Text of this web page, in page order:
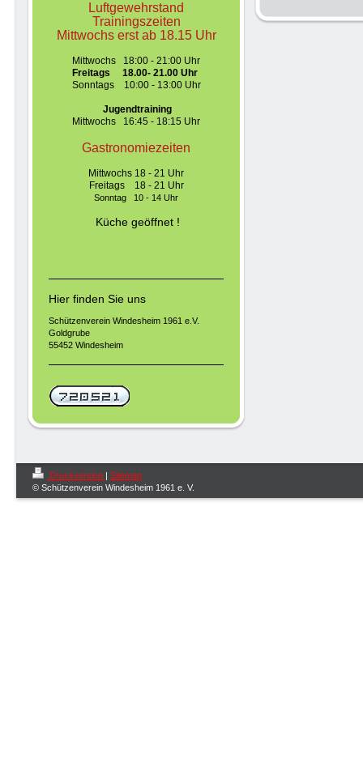
Luftgewehrstand
Trainingszeiten
Mittwochs erst ab 18.15 Uhr
Mittwochs 18:00 - 21:00 Uhr
Freitags 18.00- 21.00 Uhr
Sonntags 10:00 - 13:00 Uhr
Jugendtraining
Mittwochs 16:45 - 18:15 Uhr
Gastronomiezeiten
Mittwochs 18 - 21 Uhr
Freitags 18 - 21 Uhr
Sonntag 10 - 14 Uhr
Küche geöffnet !
Hier finden Sie uns
Schützenverein Windesheim 1961 e.V.
Goldgrube
55452 Windesheim
Druckversion | Sitemap
© Schützenverein Windesheim 1961 e. V.